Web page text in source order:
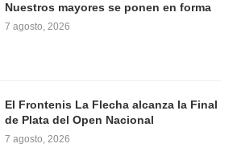
Nuestros mayores se ponen en forma
7 agosto, 2026
El Frontenis La Flecha alcanza la Final
de Plata del Open Nacional
7 agosto, 2026